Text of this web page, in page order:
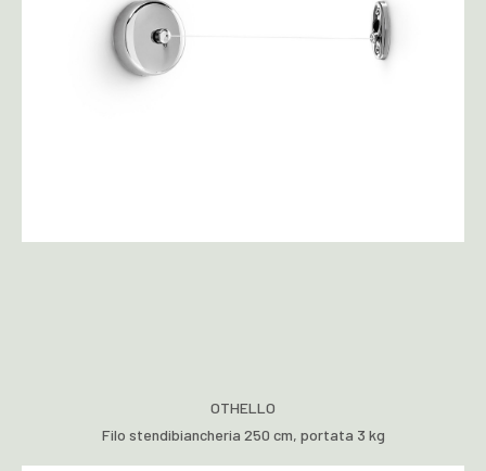
OTHELLO
Filo stendibiancheria 250 cm, portata 3 kg